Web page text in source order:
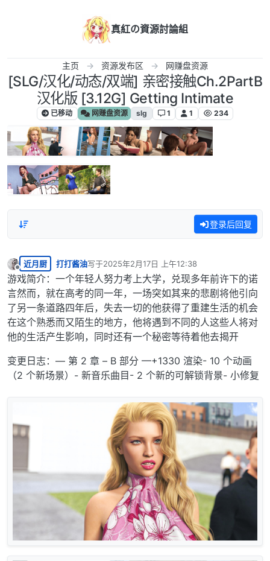
真紅の資源討論組
主页 资源发布区 网赚盘资源
[SLG/汉化/动态/双端] 亲密接触Ch.2PartB
汉化版 [3.12G] Getting Intimate
已移动 网赚盘资源 slg 1 1 234
登录后回复
离线
近月厨 打打酱油写于2025年2月17日 上午12:38
最后由 编辑
游戏简介：一个年轻人努力考上大学，兑现多年前许下的诺
言然而，就在高考的同一年，一场突如其来的悲剧将他引向
了另一条道路四年后，失去一切的他获得了重建生活的机会
在这个熟悉而又陌生的地方，他将遇到不同的人这些人将对
他的生活产生影响，同时还有一个秘密等待着他去揭开
变更日志：— 第 2 章 – B 部分 —+1330 渲染- 10 个动画
（2 个新场景）- 新音乐曲目- 2 个新的可解锁背景- 小修复